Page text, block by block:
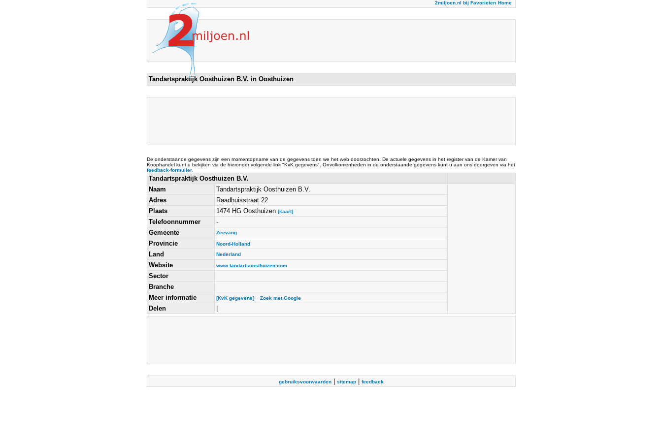
2miljoen.nl bij Favorieten Home
Tandartspraktijk Oosthuizen B.V. in Oosthuizen
De onderstaande gegevens zijn een momentopname van de gegevens toen we het web doorzochten. De actuele gegevens in het register van de Kamer van
Koophandel kunt u bekijken via de hieronder volgende link "KvK gegevens". Onvolkomenheden in de onderstaande gegevens kunt u aan ons doorgeven via het
feedback-formulier.
Tandartspraktijk Oosthuizen B.V.
Naam
Tandartspraktijk Oosthuizen B.V.
Adres
Raadhuisstraat 22
Plaats
1474 HG Oosthuizen [kaart]
Telefoonnummer
-
Gemeente
Zeevang
Provincie Noord-Holland
Land Nederland
Website www.tandartsoosthuizen.com
Sector
Branche
Meer informatie
[KvK gegevens]- Zoek met Google
Delen
gebruiksvoorwaarden| sitemap| feedback